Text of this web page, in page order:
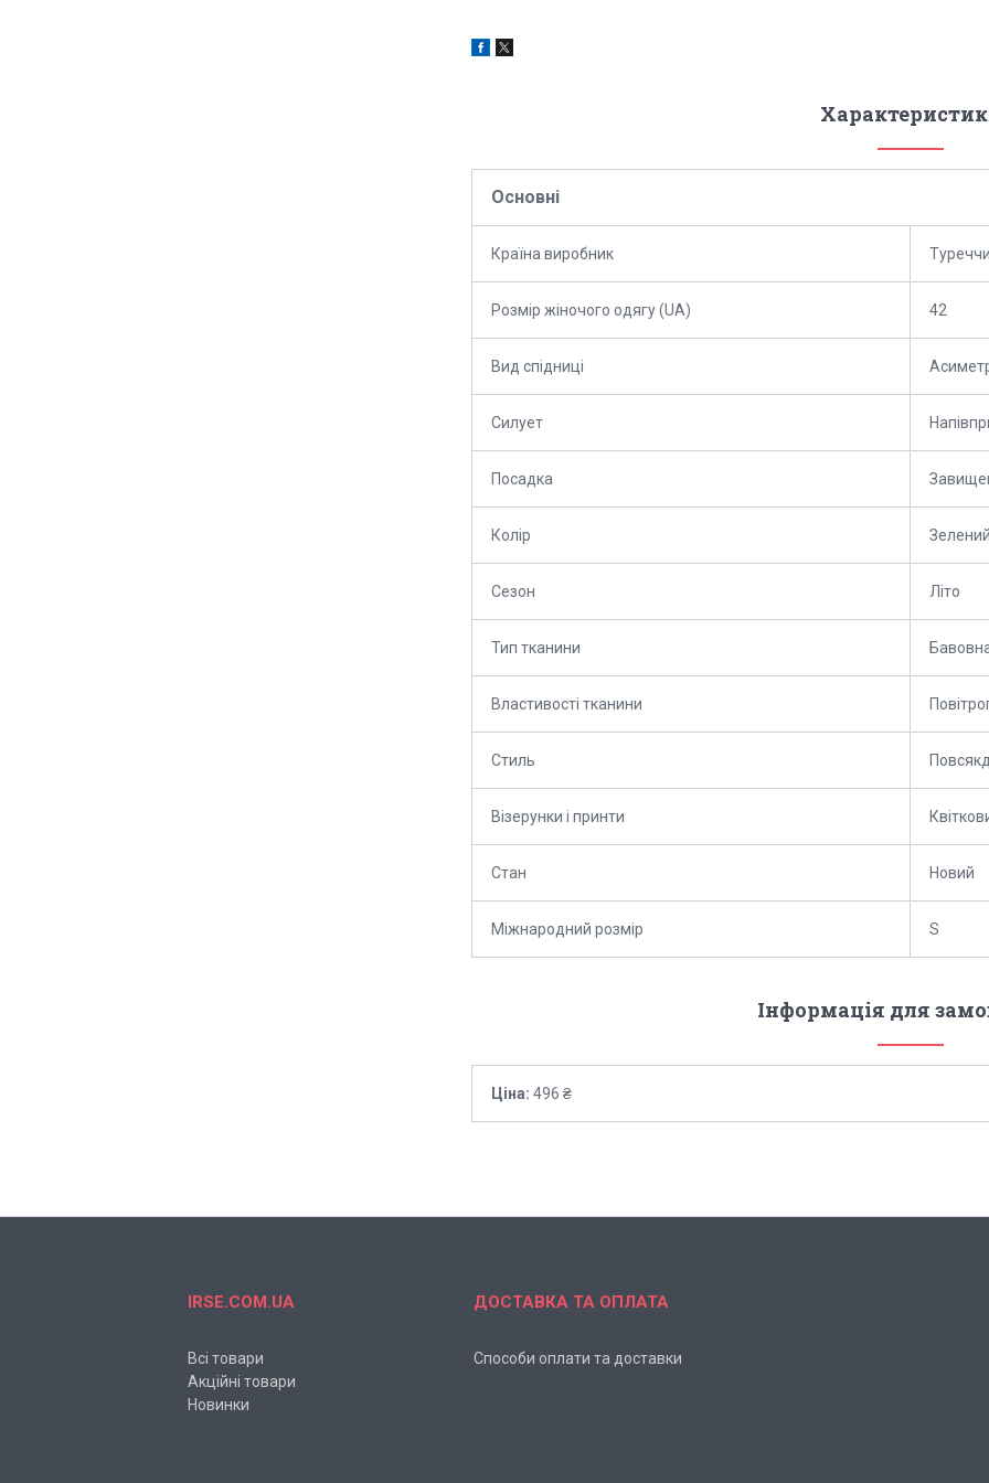
Основні
Країна виробник
Розмір жіночого одягу (UA) 42
Вид спідниці
Силует
Посадка
Колір Зелений
Сезон Літо
Тип тканини
Властивості тканини
Стиль
Візерунки і принти
Стан Новий
Міжнародний розмір S
Інформація для
Ціна: 496 ₴
IRSE.COM.UA
Всі товари
Акційні товари
Новинки
ДОСТАВКА ТА ОПЛАТА
Способи оплати та доставки